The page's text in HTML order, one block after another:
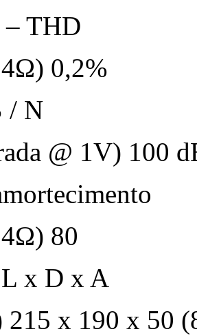
– THD
0,2%
/ N
@ 1V) 100
80
x D x A
215 x 190 x 50